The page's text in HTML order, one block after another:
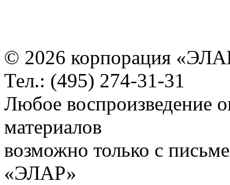
© 2026 корпорация
Тел.: (495) 274-31-31
Любое воспроизведение
материалов
возможно только с
«ЭЛАР»